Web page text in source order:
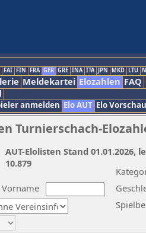
FAI FIN FRA GER GRE INA ITA JPN MKD LTU
Meldekartei Elozahlen FAQ
anmelden Elo AUT Elo Vorschau
Turnierschach-
Vorname
AUT-Elolisten Stand
10.879